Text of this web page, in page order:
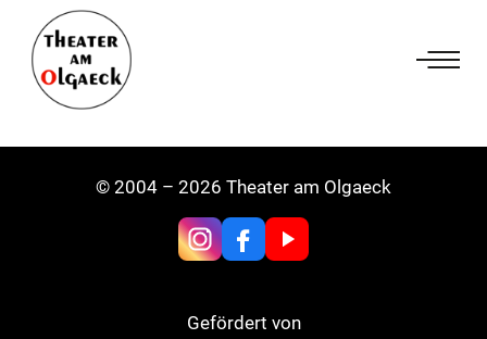
Inhalt
springen
© 2004 – 2026 Theater am Olgaeck
Gefördert von